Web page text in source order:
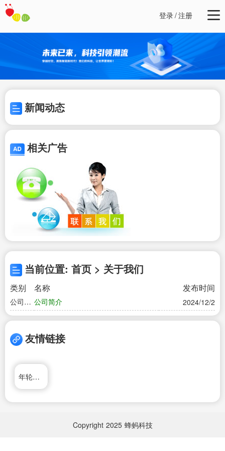
登录/注册
新闻动态
相关广告
当前位置: 首页 > 关于我们
类别 名称 发布时间
公司简
介
公司简介 2024/12/2
友情链接
年轮网络日记本
Copyright 2025 蜂蚂科技